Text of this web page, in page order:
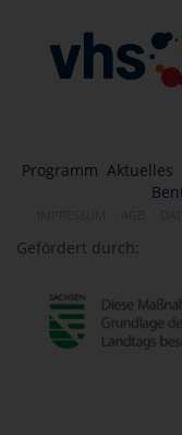
Programm Aktuelles
Gefördert durch: